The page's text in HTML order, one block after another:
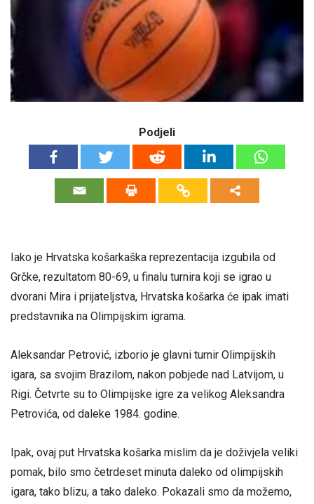
Podjeli
Iako je Hrvatska košarkaška reprezentacija izgubila od
Grčke, rezultatom 80-69, u finalu turnira koji se igrao u
dvorani Mira i prijateljstva, Hrvatska košarka će ipak imati
predstavnika na Olimpijskim igrama.
Aleksandar Petrović, izborio je glavni turnir Olimpijskih
igara, sa svojim Brazilom, nakon pobjede nad Latvijom, u
Rigi. Četvrte su to Olimpijske igre za velikog Aleksandra
Petrovića, od daleke 1984. godine.
Ipak, ovaj put Hrvatska košarka mislim da je doživjela veliki
pomak, bilo smo četrdeset minuta daleko od olimpijskih
igara, tako blizu, a tako daleko. Pokazali smo da možemo,